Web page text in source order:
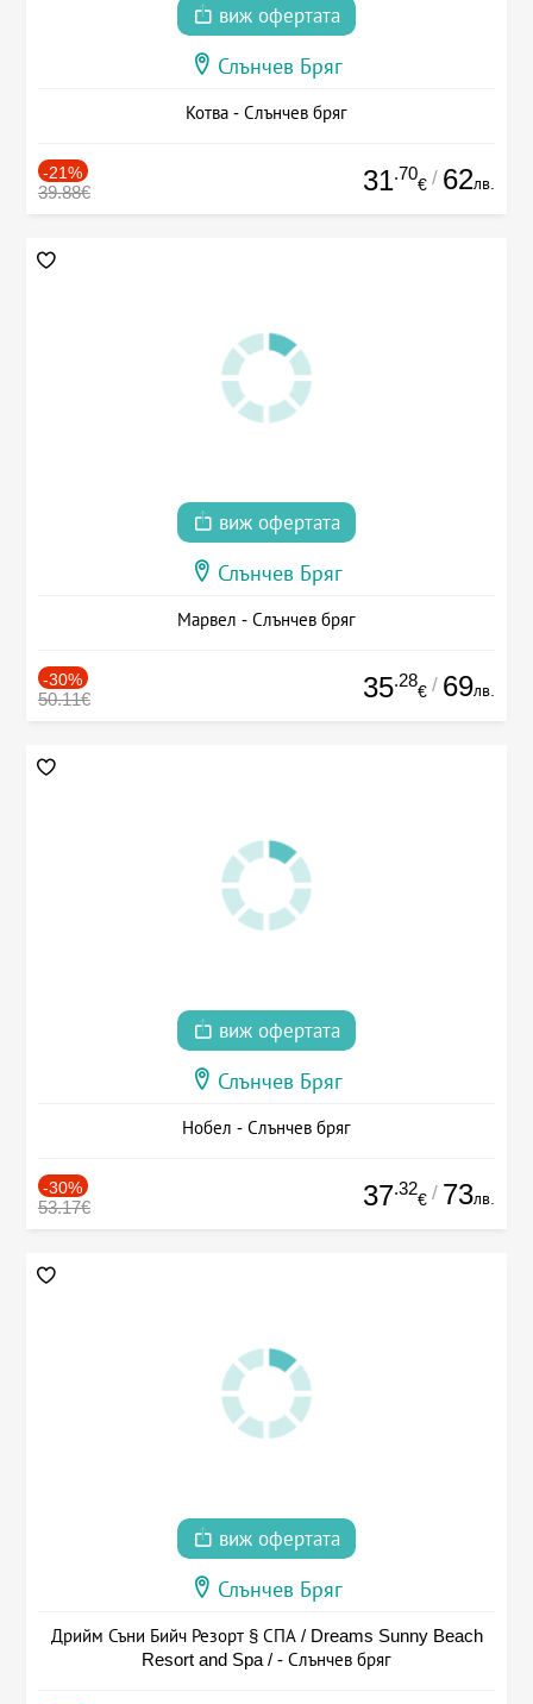
виж офертата
Слънчев Бряг
Котва - Слънчев бряг
-21%
39.88€ 31.70
€ / 62лв.
виж офертата
Слънчев Бряг
Марвел - Слънчев бряг
-30%
50.11€ 35.28
€ / 69лв.
виж офертата
Слънчев Бряг
Нобел - Слънчев бряг
-30%
53.17€ 37.32
€ / 73лв.
виж офертата
Слънчев Бряг
Дрийм Съни Бийч Резорт § СПА / Dreams Sunny Beach
Resort and Spa / - Слънчев бряг